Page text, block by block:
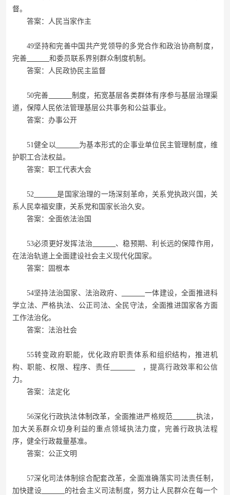
督。
答案：人民当家作主
49坚持和完善中国共产党领导的多党合作和政治协商制度，
完善
和委员联系界别群众制度机制。
答案：人民政协民主监督
50完善
制度，拓宽基层各类群体有序参与基层治理渠
道，保障人民依法管理基层公共事务和公益事业。
答案：办事公开
51健全以
为基本形式的企事业单位民主管理制度，维
护职工合法权益。
答案：职工代表大会
52
是国家治理的一场深刻革命，关系党执政兴国，关
系人民幸福安康，关系党和国家长治久安。
答案：全面依法治国
53必须更好发挥法治
、稳预期、利长远的保障作用，
在法治轨道上全面建设社会主义现代化国家。
答案：固根本
54坚持法治国家、法治政府、
一体建设，全面推进科
学立法、严格执法、公正司法、全民守法，全面推进国家各方面
工作法治化。
答案：法治社会
55转变政府职能，优化政府职责体系和组织结构，推进机
构、职能、权限、程序、责任
，提高行政效率和公信
力。
答案：法定化
56深化行政执法体制改革，全面推进严格规范
执法，
加大关系群众切身利益的重点领域执法力度，完善行政执法程
序，健全行政裁量基准。
答案：公正文明
57深化司法体制综合配套改革，全面准确落实司法责任制，
加快建设
的社会主义司法制度，努力让人民群众在每一个